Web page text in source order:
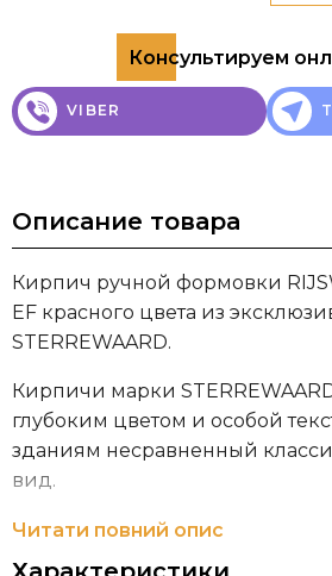
Консультируем
VIBER
Описание товара
Кирпич ручной формовки
EF красного цвета из
STERREWAARD.
Кирпичи марки
глубоким цветом и особой
зданиям несравненный
вид.
Кирпичный завод Steenfabriek
120-летнюю историю
Читати повний опис